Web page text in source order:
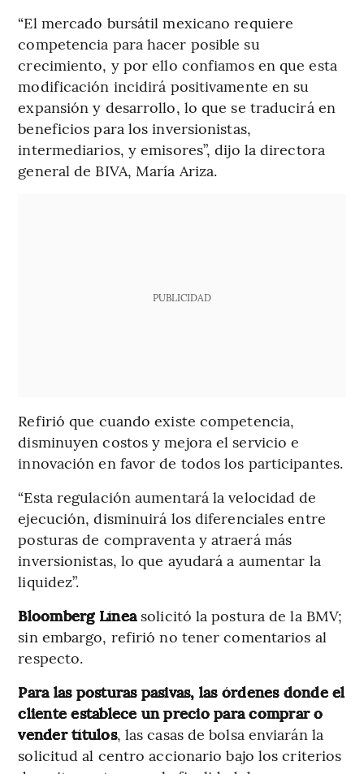
“El mercado bursátil mexicano requiere
competencia para hacer posible su
crecimiento, y por ello confiamos en que esta
modificación incidirá positivamente en su
expansión y desarrollo, lo que se traducirá en
beneficios para los inversionistas,
intermediarios, y emisores”, dijo la directora
general de BIVA, María Ariza.
PUBLICIDAD
Refirió que cuando existe competencia,
disminuyen costos y mejora el servicio e
innovación en favor de todos los participantes.
“Esta regulación aumentará la velocidad de
ejecución, disminuirá los diferenciales entre
posturas de compraventa y atraerá más
inversionistas, lo que ayudará a aumentar la
liquidez”.
Bloomberg Líneasolicitó la postura de la BMV;
sin embargo, refirió no tener comentarios al
respecto.
Para las posturas pasivas, las órdenes donde el
cliente establece un precio para comprar o
vender títulos, las casas de bolsa enviarán la
solicitud al centro accionario bajo los criterios